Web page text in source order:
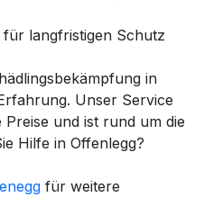
langfristigen Schutz
in
Unser Service
und ist rund um die
Hilfe in Offenlegg?
für weitere